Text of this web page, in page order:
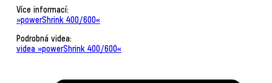
Více informací:
»powerShrink 400/600«
Podrobná videa:
videa »powerShrink 400/600«